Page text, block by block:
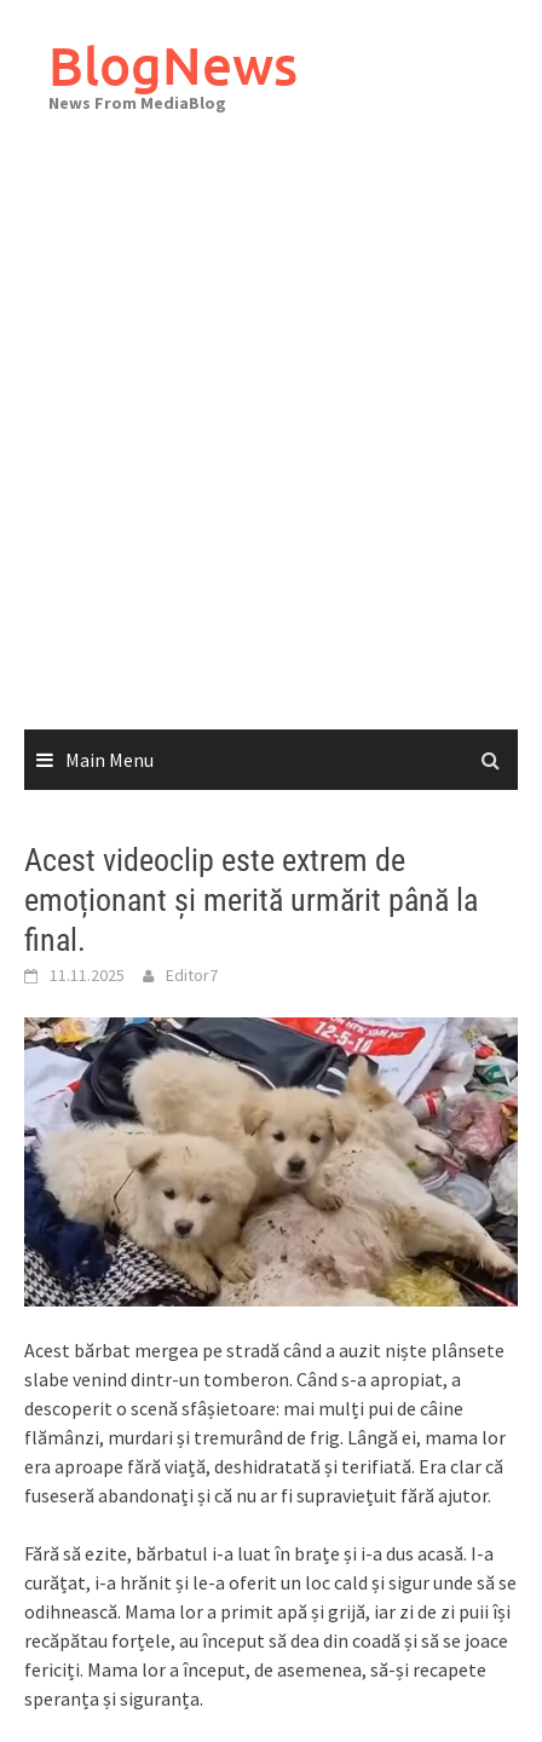
contentBlogNews
News From MediaBlog
Main Menu
Acest videoclip este extrem de
emoționant și merită urmărit până la
final.
11.11.2025 Editor7
Acest bărbat mergea pe stradă când a auzit niște plânsete
slabe venind dintr-un tomberon. Când s-a apropiat, a
descoperit o scenă sfâșietoare: mai mulți pui de câine
flămânzi, murdari și tremurând de frig. Lângă ei, mama lor
era aproape fără viață, deshidratată și terifiată. Era clar că
fuseseră abandonați și că nu ar fi supraviețuit fără ajutor.
Fără să ezite, bărbatul i-a luat în brațe și i-a dus acasă. I-a
curățat, i-a hrănit și le-a oferit un loc cald și sigur unde să se
odihnească. Mama lor a primit apă și grijă, iar zi de zi puii își
recăpătau forțele, au început să dea din coadă și să se joace
fericiți. Mama lor a început, de asemenea, să-și recapete
speranța și siguranța.